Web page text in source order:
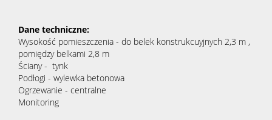
Dane techniczne:
Wysokość pomieszczenia - do belek konstrukcuyjnych 2,3 m ,
pomiędzy belkami 2,8 m
Ściany - tynk
Podłogi - wylewka betonowa
Ogrzewanie - centralne
Monitoring